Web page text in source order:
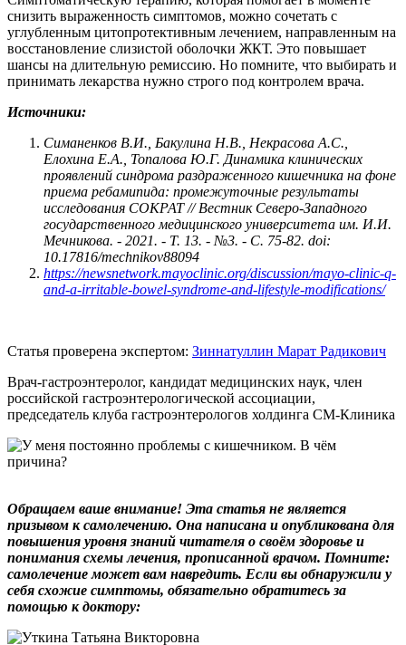
снизить выраженность симптомов, можно сочетать с
углубленным цитопротективным лечением, направленным на
восстановление слизистой оболочки ЖКТ. Это повышает
шансы на длительную ремиссию. Но помните, что выбирать и
принимать лекарства нужно строго под контролем врача.
Источники:
Симаненков В.И., Бакулина Н.В., Некрасова А.С.,
Елохина Е.А., Топалова Ю.Г. Динамика клинических
проявлений синдрома раздраженного кишечника на фоне
приема ребамипида: промежуточные результаты
исследования СОКРАТ // Вестник Северо-Западного
государственного медицинского университета им. И.И.
Мечникова. - 2021. - Т. 13. - №3. - C. 75-82. doi:
10.17816/mechnikov88094
https://newsnetwork.mayoclinic.org/discussion/mayo-clinic-q-
and-a-irritable-bowel-syndrome-and-lifestyle-modifications/
Статья проверена экспертом: Зиннатуллин Марат Радикович
Врач-гастроэнтеролог, кандидат медицинских наук, член
российской гастроэнтерологической ассоциации,
председатель клуба гастроэнтерологов холдинга СМ-Клиника
Обращаем ваше внимание! Эта статья не является
призывом к самолечению. Она написана и опубликована для
повышения уровня знаний читателя о своём здоровье и
понимания схемы лечения, прописанной врачом. Помните:
самолечение может вам навредить. Если вы обнаружили у
себя схожие симптомы, обязательно обратитесь за
помощью к доктору: